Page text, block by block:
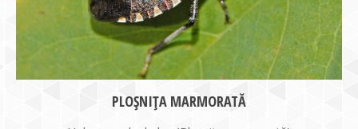
PLOȘNIȚA MARMORATĂ